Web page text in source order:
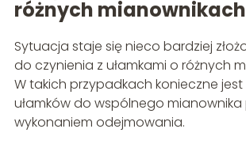
różnych mianownikach
Sytuacja staje się nieco bardziej
do czynienia z ułamkami o różnych
W takich przypadkach konieczne
ułamków do wspólnego mianownika
wykonaniem odejmowania.